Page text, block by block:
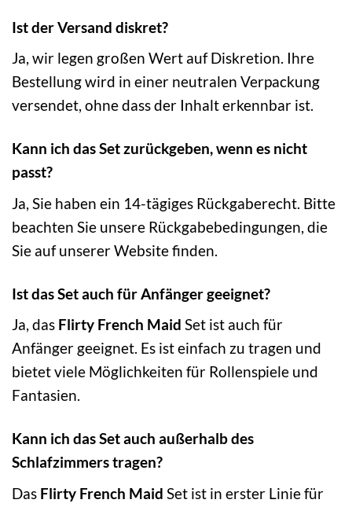
Ist der Versand diskret?
Ja, wir legen großen Wert auf Diskretion. Ihre
Bestellung wird in einer neutralen Verpackung
versendet, ohne dass der Inhalt erkennbar ist.
Kann ich das Set zurückgeben, wenn es nicht
passt?
Ja, Sie haben ein 14-tägiges Rückgaberecht. Bitte
beachten Sie unsere Rückgabebedingungen, die
Sie auf unserer Website finden.
Ist das Set auch für Anfänger geeignet?
Ja, das Flirty French Maid Set ist auch für
Anfänger geeignet. Es ist einfach zu tragen und
bietet viele Möglichkeiten für Rollenspiele und
Fantasien.
Kann ich das Set auch außerhalb des
Schlafzimmers tragen?
Das Flirty French Maid Set ist in erster Linie für